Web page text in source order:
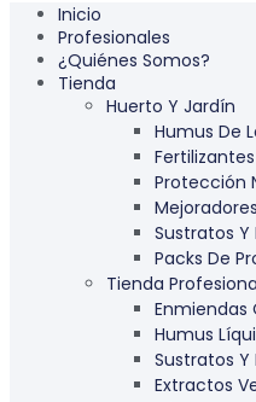
Inicio
Profesionales
¿Quiénes Somos?
Tienda
Huerto Y Jardín
Humus De
Protección
Sustratos Y
Packs De
Tienda
Enmiendas
Humus
Sustratos Y
Extractos